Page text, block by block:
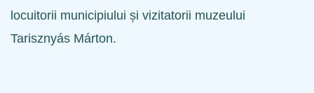
locuitorii municipiului și vizitatorii muzeului
Tarisznyás Márton.